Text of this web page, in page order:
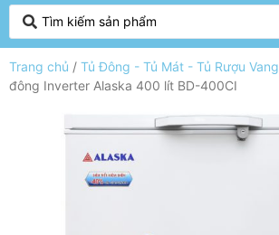
Trang chủ / Tủ Đông - Tủ Mát - Tủ Rượu Vang
đông Inverter Alaska 400 lít BD-400CI